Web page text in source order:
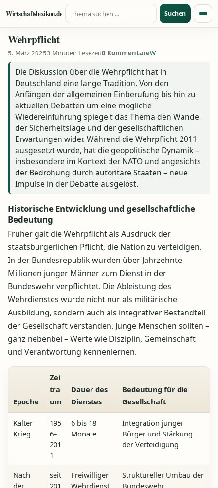
Zum Inhalt springen
Wirtschaftslexikon.de
Suche nach:
Suchen
Wehrpflicht
5. März 20253 Minuten Lesezeit0 KommentareW
Die Diskussion über die Wehrpflicht hat in
Deutschland eine lange Tradition. Von den
Anfängen der allgemeinen Einberufung bis hin zu
aktuellen Debatten um eine mögliche
Wiedereinführung spiegelt das Thema den Wandel
der Sicherheitslage und der gesellschaftlichen
Erwartungen wider. Während die Wehrpflicht 2011
ausgesetzt wurde, hat die geopolitische Dynamik –
insbesondere im Kontext der NATO und angesichts
der Bedrohung durch autoritäre Staaten – neue
Impulse in der Debatte ausgelöst.
Historische Entwicklung und gesellschaftliche
Bedeutung
Früher galt die Wehrpflicht als Ausdruck der
staatsbürgerlichen Pflicht, die Nation zu verteidigen.
In der Bundesrepublik wurden über Jahrzehnte
Millionen junger Männer zum Dienst in der
Bundeswehr verpflichtet. Die Ableistung des
Wehrdienstes wurde nicht nur als militärische
Ausbildung, sondern auch als integrativer Bestandteil
der Gesellschaft verstanden. Junge Menschen sollten –
ganz nebenbei – Werte wie Disziplin, Gemeinschaft
und Verantwortung kennenlernen.
Epoche
Zei
tra
um
Dauer des
Dienstes
Bedeutung für die
Gesellschaft
Kalter
Krieg
195
6–
201
1
6 bis 18
Monate
Integration junger
Bürger und Stärkung
der Verteidigung
Nach
der
seit
201
Freiwilliger
Wehrdienst
Struktureller Umbau der
Bundeswehr,